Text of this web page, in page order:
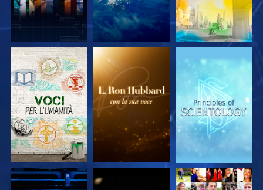
ESPLORA LE
SERIE
ESPLORA LE
SERIE
ESPLORA LE
SERIE